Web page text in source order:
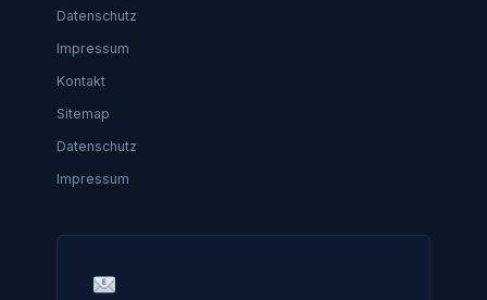
Datenschutz
Impressum
Kontakt
Sitemap
Datenschutz
Impressum